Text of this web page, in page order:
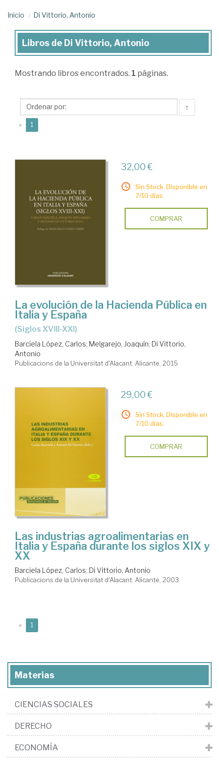
Inicio Di Vittorio, Antonio
Libros
Di
Antonio
Libros de Di Vittorio, Antonio
Mostrando libros encontrados. 1 páginas.
↑
« 1
32,00 €
Sin Stock. Disponible en
7/10 días.
COMPRAR
La evolución de la Hacienda Pública en
Italia y España
(siglos XVIII-XXI)
Barciela López, Carlos; Melgarejo, Joaquín; Di Vittorio,
Antonio
Publicacions de la Universitat d'Alacant. Alicante, 2015
29,00 €
Sin Stock. Disponible en
7/10 días.
COMPRAR
Las industrias agroalimentarias en
Italia y España durante los siglos XIX y
XX
Barciela López, Carlos; Di Vittorio, Antonio
Publicacions de la Universitat d'Alacant. Alicante, 2003
« 1
Materias
CIENCIAS SOCIALES
DERECHO
ECONOMÍA